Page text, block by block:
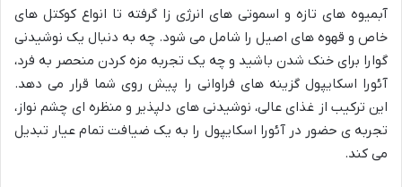
آبمیوه های تازه و اسموتی های انرژی زا گرفته تا انواع کوکتل های
خاص و قهوه های اصیل را شامل می شود. چه به دنبال یک نوشیدنی
گوارا برای خنک شدن باشید و چه یک تجربه مزه کردن منحصر به فرد،
آئورا اسکایپول گزینه های فراوانی را پیش روی شما قرار می دهد.
این ترکیب از غذای عالی، نوشیدنی های دلپذیر و منظره ای چشم نواز،
تجربه ی حضور در آئورا اسکایپول را به یک ضیافت تمام عیار تبدیل
می کند.